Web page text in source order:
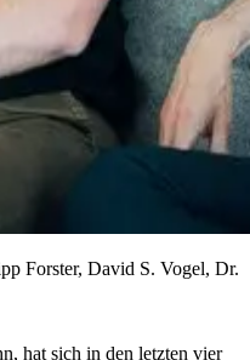
Forster, David S. Vogel, Dr.
hat sich in den letzten vier